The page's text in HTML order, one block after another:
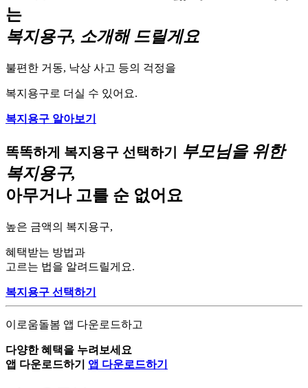
는
복지용구, 소개해 드릴게요
불편한 거동, 낙상 사고 등의 걱정을
복지용구로 더실 수 있어요.
복지용구 알아보기
똑똑하게 복지용구 선택하기
부모님을 위한
복지용구,
아무거나 고를 순 없어요
높은 금액의 복지용구,
혜택받는 방법과
고르는 법을 알려드릴게요.
복지용구 선택하기
이로움돌봄 앱 다운로드하고
다양한 혜택을 누려보세요
앱 다운로드하기
앱 다운로드하기